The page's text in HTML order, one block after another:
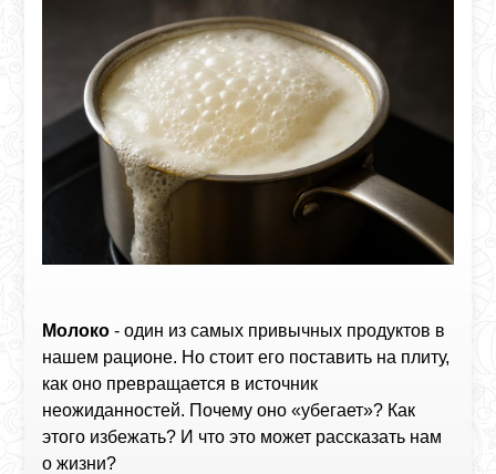
Молоко - один из самых привычных продуктов в
нашем рационе. Но стоит его поставить на плиту,
как оно превращается в источник
неожиданностей. Почему оно «убегает»? Как
этого избежать? И что это может рассказать нам
о жизни?